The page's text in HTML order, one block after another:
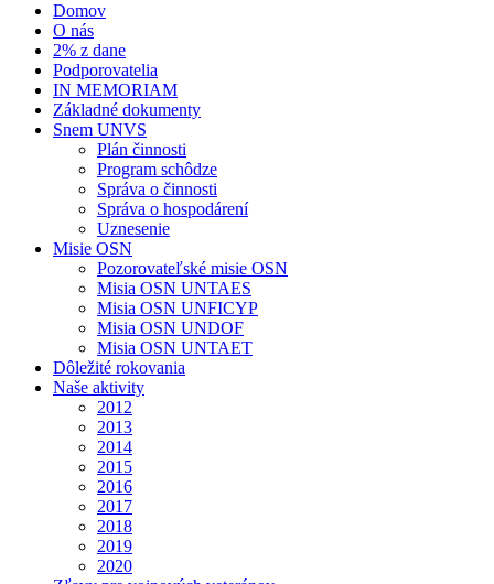
Domov
O nás
2% z dane
Podporovatelia
IN MEMORIAM
Základné dokumenty
Snem UNVS
Plán činnosti
Program schôdze
Správa o činnosti
Správa o hospodárení
Uznesenie
Misie OSN
Pozorovateľské misie OSN
Misia OSN UNTAES
Misia OSN UNFICYP
Misia OSN UNDOF
Misia OSN UNTAET
Dôležité rokovania
Naše aktivity
2012
2013
2014
2015
2016
2017
2018
2019
2020